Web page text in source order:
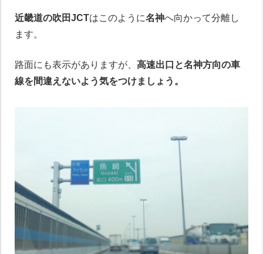
近畿道の吹田JCTはこのように名神へ向かって分離し
ます。
路面にも表示がありますが、 高速出口と名神方向の車
線を間違えないよう気をつけましょう。